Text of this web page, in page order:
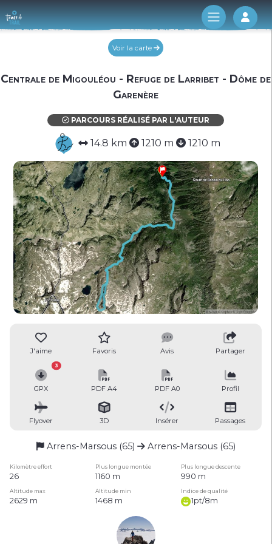
Log
Voir la carte
Centrale de Migouléou - Refuge de Larribet - Dôme de
Garenère
PARCOURS RÉALISÉ PAR L'AUTEUR
14.8 km 1210 m 1210 m
J'aime Favoris Avis Partager
GPX
3
PDF A4 PDF A0 Profil
Flyover 3D Insérer Passages
Arrens-Marsous (65) Arrens-Marsous (65)
Kilomètre effort Plus longue montée Plus longue descente
26 1160 m 990 m
Altitude max Altitude min Indice de qualité
2629 m 1468 m 1pt/8m